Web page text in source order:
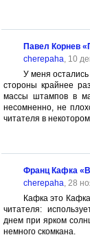
Павел Корнев
cherepaha, 10
У меня
стороны крайнее
массы штампов в
несомненно, не
читателя в
Франц Кафка «В
cherepaha, 28
Кафка это
читателя:
днем при ярком
немного скомкана.